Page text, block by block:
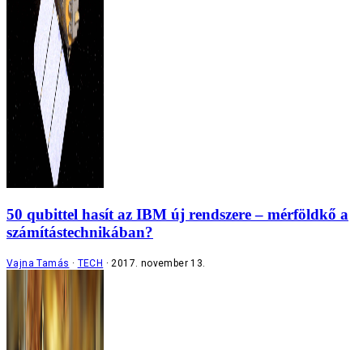
50 qubittel hasít az IBM új rendszere – mérföldkő a
számítástechnikában?
Vajna Tamás TECH 2017. november 13.